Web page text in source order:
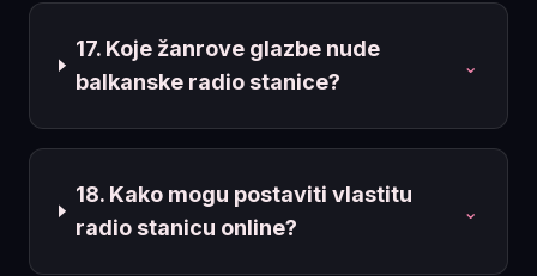
17. Koje žanrove glazbe nude
balkanske radio stanice?
⌄
18. Kako mogu postaviti vlastitu
radio stanicu online?
⌄